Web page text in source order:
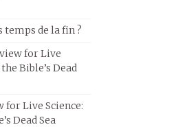
temps de la fin ?
for Live
Bible’s Dead
for Live Science:
Dead Sea